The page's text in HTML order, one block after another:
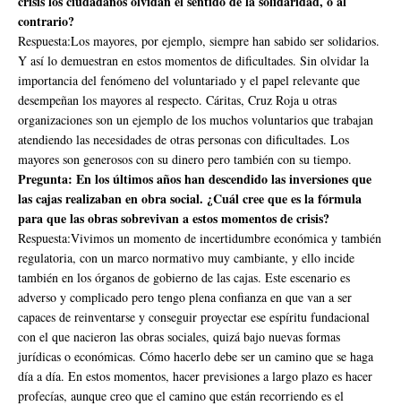
contrario?
Respuesta:Los mayores, por ejemplo, siempre han sabido ser solidarios.
Y así lo demuestran en estos momentos de dificultades. Sin olvidar la
importancia del fenómeno del voluntariado y el papel relevante que
desempeñan los mayores al respecto. Cáritas, Cruz Roja u otras
organizaciones son un ejemplo de los muchos voluntarios que trabajan
atendiendo las necesidades de otras personas con dificultades. Los
mayores son generosos con su dinero pero también con su tiempo.
Pregunta: En los últimos años han descendido las inversiones que
las cajas realizaban en obra social. ¿Cuál cree que es la fórmula
para que las obras sobrevivan a estos momentos de crisis?
Respuesta:Vivimos un momento de incertidumbre económica y también
regulatoria, con un marco normativo muy cambiante, y ello incide
también en los órganos de gobierno de las cajas. Este escenario es
adverso y complicado pero tengo plena confianza en que van a ser
capaces de reinventarse y conseguir proyectar ese espíritu fundacional
con el que nacieron las obras sociales, quizá bajo nuevas formas
jurídicas o económicas. Cómo hacerlo debe ser un camino que se haga
día a día. En estos momentos, hacer previsiones a largo plazo es hacer
profecías, aunque creo que el camino que están recorriendo es el